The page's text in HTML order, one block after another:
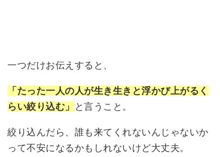
一つだけお伝えすると、
「たった一人の人が生き生きと浮かび上がるく
らい絞り込む」 と言うこと。
絞り込んだら、誰も来てくれないんじゃないか
って不安になるかもしれないけど大丈夫。